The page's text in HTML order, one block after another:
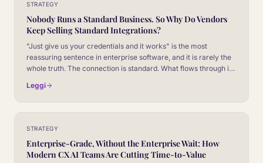
STRATEGY
Nobody Runs a Standard Business. So Why Do Vendors
Keep Selling Standard Integrations?
"Just give us your credentials and it works" is the most
reassuring sentence in enterprise software, and it is rarely the
whole truth. The connection is standard. What flows through it
it tends to be the start of a much better deployment.
Leggi
STRATEGY
Enterprise-Grade, Without the Enterprise Wait: How
Modern CX AI Teams Are Cutting Time-to-Value